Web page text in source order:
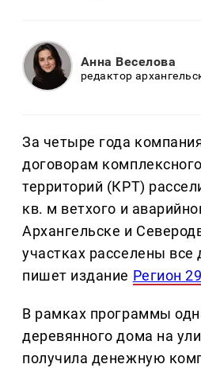
Анна Веселова
редактор
За четыре года
договорам
территорий (КРТ)
кв. м ветхого и
Архангельске и
участках расселены
пишет издание Регион 29
В рамках программы
деревянного дома на
получила денежную